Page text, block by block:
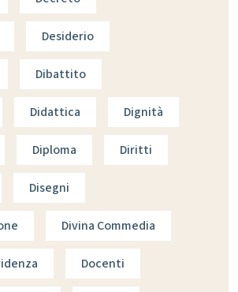
Desiderio
Dibattito
Didattica Dignità
Diploma Diritti
Disegni
Divina Commedia
Docenti